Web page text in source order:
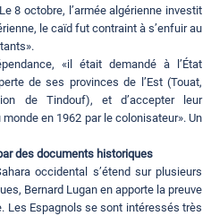
8 octobre, l’armée algérienne investit
le caïd fut contraint à s’enfuir au
«il était demandé à l’État
de ses provinces de l’Est (Touat,
de Tindouf), et d’accepter leur
en 1962 par le colonisateur». Un
des documents historiques
occidental s’étend sur plusieurs
Bernard Lugan en apporte la preuve
Les Espagnols se sont intéressés très